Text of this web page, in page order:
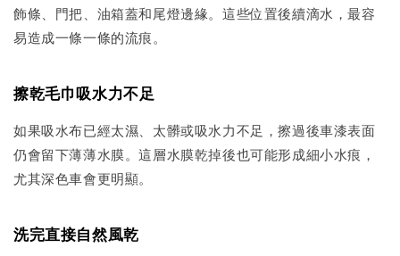
飾條、門把、油箱蓋和尾燈邊緣。這些位置後續滴水，最容
易造成一條一條的流痕。
擦乾毛巾吸水力不足
如果吸水布已經太濕、太髒或吸水力不足，擦過後車漆表面
仍會留下薄薄水膜。這層水膜乾掉後也可能形成細小水痕，
尤其深色車會更明顯。
洗完直接自然風乾